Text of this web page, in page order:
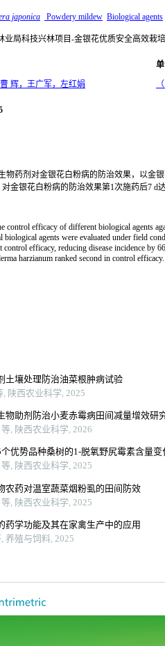
japonica Powdery mildew Biological agents
业局科技兴林项目-金银花优质安全高效栽
辉，王广军，左红娟
物药剂对金银花白粉病的防治效果，以金
金银花白粉病的防治效果第1次施药后7 d
control efficacy of different biological agents
biological agents were evaluated under field
control efficacy, reducing disease incidence by
harzianum ranked second in control efficacy.